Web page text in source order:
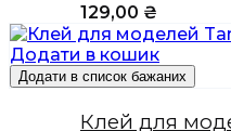
129,00 ₴
Додати в кошик
Додати в список бажаних
Клей для